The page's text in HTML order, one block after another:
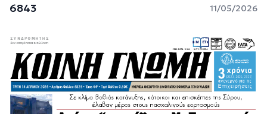
6843 11/05/2026